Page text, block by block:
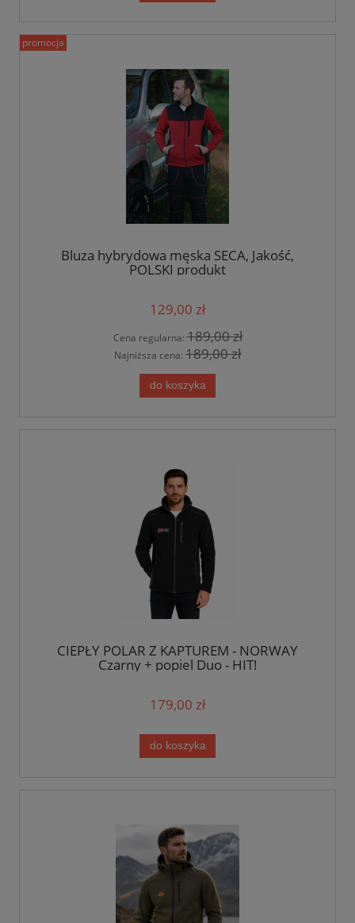
Bluza hybrydowa męska SECA, Jakość,
POLSKI produkt
129,00 zł
Cena regularna:189,00 zł
Najniższa cena: 189,00 zł
do koszyka
promocja
CIEPŁY POLAR Z KAPTUREM - NORWAY
Czarny + popiel Duo - HIT!
179,00 zł
do koszyka